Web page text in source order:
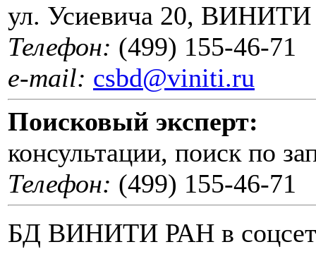
ул. Усиевича 20, ВИНИТИ
Телефон: (499) 155-46-71
e-mail: csbd@viniti.ru
Поисковый эксперт:
консультации, поиск по
Телефон: (499) 155-46-71
БД ВИНИТИ РАН в